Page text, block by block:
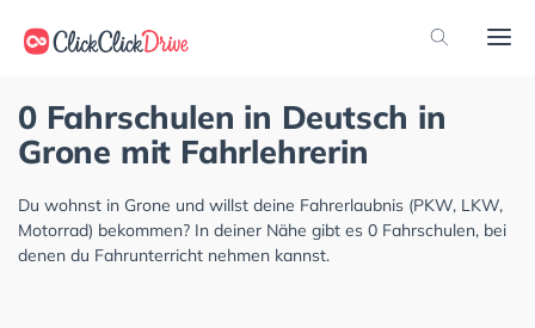
0 Fahrschulen in Deutsch in
Grone mit Fahrlehrerin
Du wohnst in Grone und willst deine Fahrerlaubnis (PKW, LKW,
Motorrad) bekommen? In deiner Nähe gibt es 0 Fahrschulen, bei
denen du Fahrunterricht nehmen kannst.